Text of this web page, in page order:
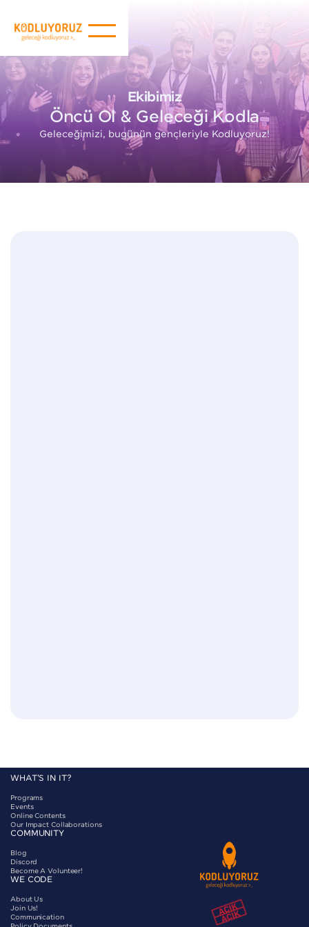
Ekibimiz
Öncü Ol & Geleceği Kodla
Geleceğimizi, bugünün gençleriyle Kodluyoruz!
WHAT'S IN IT?
Programs
Events
Online Contents
Our Impact Collaborations
COMMUNITY
Blog
Discord
Become A Volunteer!
WE CODE
About Us
Join Us!
Communication